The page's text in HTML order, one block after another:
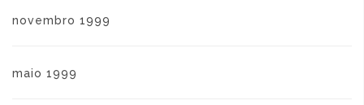
novembro 1999
maio 1999